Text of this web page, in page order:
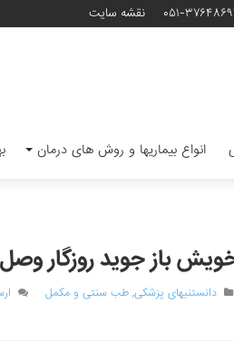
۳۷۶۴۸۶۹۳ نقشه سایت
انواع بیماریها و روش های درمان
باز جوید روزگار
دانستنیهای پزشکی, طب سنتی و مکمل